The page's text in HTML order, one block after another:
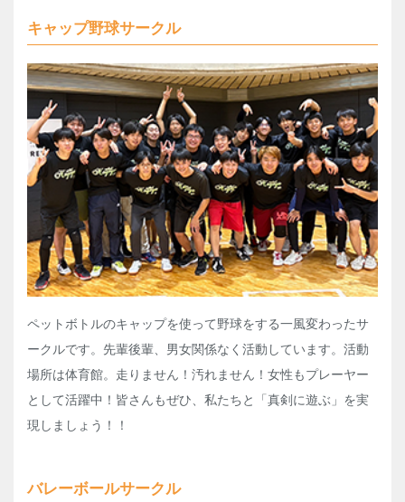
キャップ野球サークル
ペットボトルのキャップを使って野球をする一風変わったサ
ークルです。先輩後輩、男女関係なく活動しています。活動
場所は体育館。走りません！汚れません！女性もプレーヤー
として活躍中！皆さんもぜひ、私たちと「真剣に遊ぶ」を実
現しましょう！！
バレーボールサークル